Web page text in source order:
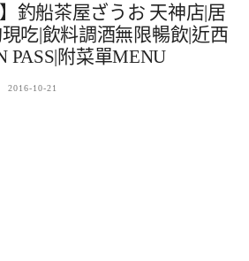
釣船茶屋ざうお 天神店|居
吃|飲料調酒無限暢飲|近西
PASS|附菜單MENU
2016-10-21